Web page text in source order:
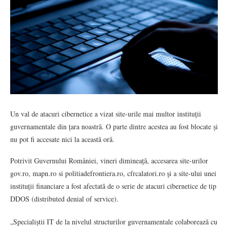
Un val de atacuri cibernetice a vizat site-urile mai multor instituții
guvernamentale din țara noastră. O parte dintre acestea au fost blocate și
nu pot fi accesate nici la această oră.
Potrivit Guvernului României, vineri dimineață, accesarea site-urilor
gov.ro, mapn.ro si politiadefrontiera.ro, cfrcalatori.ro şi a site-ului unei
instituții financiare a fost afectată de o serie de atacuri cibernetice de tip
DDOS (distributed denial of service).
„Specialiștii IT de la nivelul structurilor guvernamentale colaborează cu